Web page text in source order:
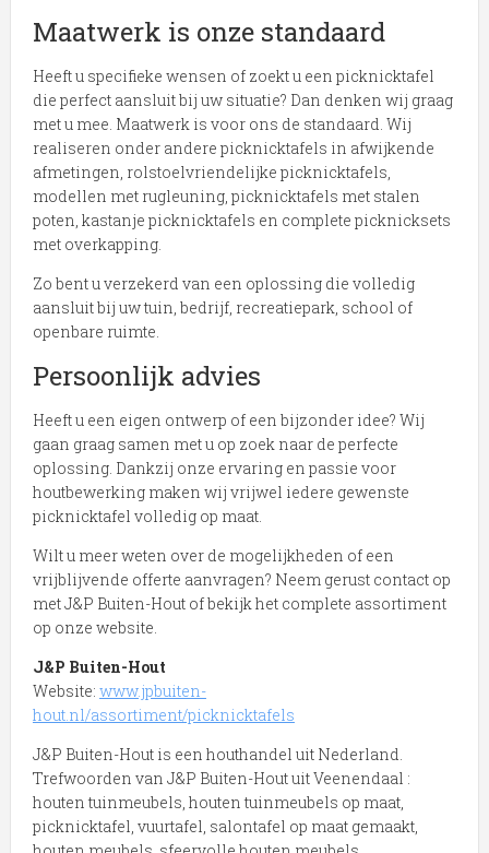
Maatwerk is onze standaard
Heeft u specifieke wensen of zoekt u een picknicktafel
die perfect aansluit bij uw situatie? Dan denken wij graag
met u mee. Maatwerk is voor ons de standaard. Wij
realiseren onder andere picknicktafels in afwijkende
afmetingen, rolstoelvriendelijke picknicktafels,
modellen met rugleuning, picknicktafels met stalen
poten, kastanje picknicktafels en complete picknicksets
met overkapping.
Zo bent u verzekerd van een oplossing die volledig
aansluit bij uw tuin, bedrijf, recreatiepark, school of
openbare ruimte.
Persoonlijk advies
Heeft u een eigen ontwerp of een bijzonder idee? Wij
gaan graag samen met u op zoek naar de perfecte
oplossing. Dankzij onze ervaring en passie voor
houtbewerking maken wij vrijwel iedere gewenste
picknicktafel volledig op maat.
Wilt u meer weten over de mogelijkheden of een
vrijblijvende offerte aanvragen? Neem gerust contact op
met J&P Buiten-Hout of bekijk het complete assortiment
op onze website.
J&P Buiten-Hout
Website: www.jpbuiten-
hout.nl/assortiment/picknicktafels
J&P Buiten-Hout is een houthandel uit Nederland.
Trefwoorden van J&P Buiten-Hout uit Veenendaal :
houten tuinmeubels, houten tuinmeubels op maat,
picknicktafel, vuurtafel, salontafel op maat gemaakt,